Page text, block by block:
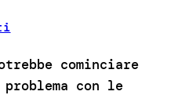
cominciare
con le